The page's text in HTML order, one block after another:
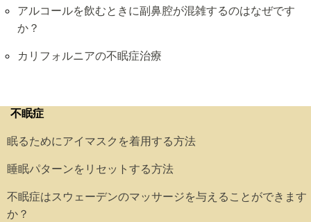
アルコールを飲むときに副鼻腔が混雑するのはなぜです
か？
カリフォルニアの不眠症治療
不眠症
眠るためにアイマスクを着用する方法
睡眠パターンをリセットする方法
不眠症はスウェーデンのマッサージを与えることができます
か？